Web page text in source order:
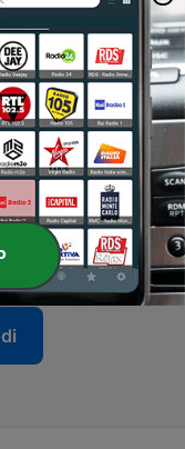
03:57
17:57
16:57
15:57